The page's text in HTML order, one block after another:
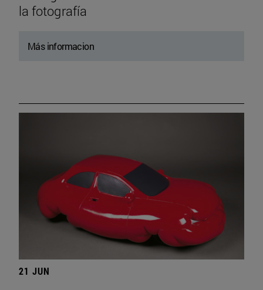
la fotografía
Más informacion
21 JUN